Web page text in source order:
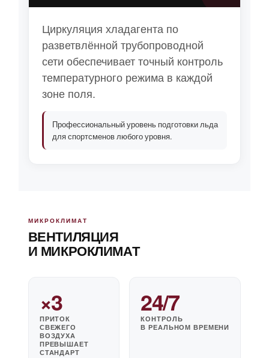
Циркуляция хладагента по
разветвлённой трубопроводной
сети обеспечивает точный контроль
температурного режима в каждой
зоне поля.
Профессиональный уровень подготовки льда
для спортсменов любого уровня.
МИКРОКЛИМАТ
ВЕНТИЛЯЦИЯ
И МИКРОКЛИМАТ
×3
ПРИТОК
СВЕЖЕГО
ВОЗДУХА
ПРЕВЫШАЕТ
СТАНДАРТ
24/7
КОНТРОЛЬ
В РЕАЛЬНОМ ВРЕМЕНИ